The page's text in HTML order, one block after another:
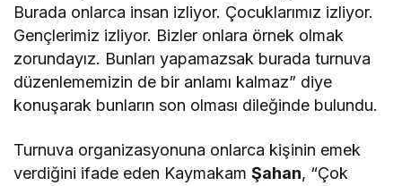
Burada onlarca insan izliyor. Çocuklarımız izliyor.
Gençlerimiz izliyor. Bizler onlara örnek olmak
zorundayız. Bunları yapamazsak burada turnuva
düzenlememizin de bir anlamı kalmaz” diye
konuşarak bunların son olması dileğinde bulundu.
Turnuva organizasyonuna onlarca kişinin emek
verdiğini ifade eden KaymakamŞahan, “Çok